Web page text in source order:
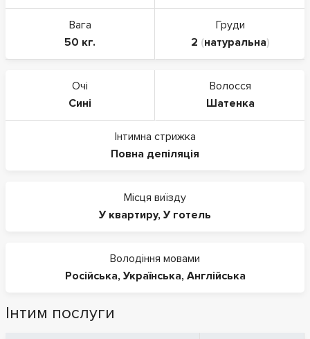
Вага
50 кг.
Груди
2 (натуральна)
Очі
Сині
Волосся
Шатенка
Інтимна стрижка
Повна депіляція
Місця виїзду
У квартиру, У готель
Володіння мовами
Російська, Українська, Англійська
Інтим послуги